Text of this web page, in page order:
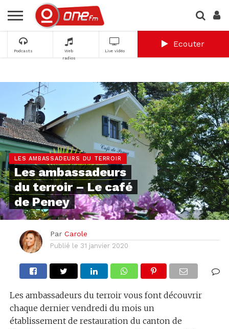
Podcasts
Web
radios
Live vidéo
Ecouter
LES AMBASSADEURS DU TERROIR
Les ambassadeurs
du terroir – Le café
de Peney
Par Carole
Publié le 31 janvier 2020
Les ambassadeurs du terroir vous font découvrir
chaque dernier vendredi du mois un
établissement de restauration du canton de